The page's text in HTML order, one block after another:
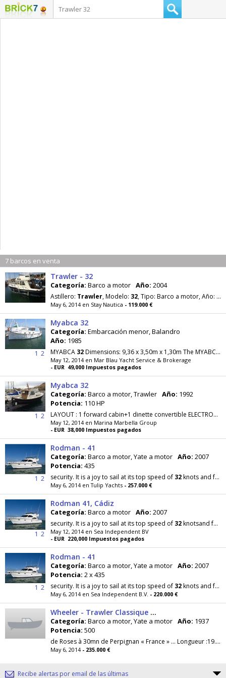
7 barcos en venta
Trawler - 32
Categoría: Barco a motor Año: 2004
Astillero: Trawler, Modelo: 32, Tipo: Barco a motor, Año: 2004, Eslora: 10.00 m. Manga: 3.30 m
May 6, 2014 en Stay Nautica - 119.000 €
1 2
Myabca 32
Categoría: Embarcación menor, Balandro
Año: 1985
MYABCA 32Dimensions: 9,36 x 3,50m x 1,30m The MYABCA
May 12, 2014 en Mar Blau Yacht Service & Brokerage
- EUR 49,000 Impuestos pagados
1 2
Myabca 32
Categoría: Barco a motor, Trawler Año: 1992
Potencia: 110 HP
LAYOUT : 1 forward cabin+1 dinette convertible ELECTRONICS : GPS / Plotter, redar, VHF, automatic pilot, radio CD. EQUIPMENT : 12V fridge, 220V...
May 12, 2014 en Marina Marbella Group
- EUR 38,000 Impuestos pagados
1 2
Rodman - 41
Categoría: Barco a motor, Yate a motor Año: 2007
Potencia: 435
security. It is a joy to sail at its top speed of 32knots and famous for its direct and precise control
May 6, 2014 en Tulip Yachts - 257.000 €
1 2
Rodman 41, Cádiz
Categoría: Barco a motor Año: 2007
security. It is a joy to sail at its top speed of 32knotsand famous for its direct and precise control
May 12, 2014 en Sea Independent BV
- EUR 220,000 Impuestos pagados
1 2
Rodman - 41
Categoría: Barco a motor, Yate a motor Año: 2007
Potencia: 2 x 435
security. It is a joy to sail at its top speed of 32knots and famous for its direct and precise control
May 6, 2014 en Sea Independent B.V. - 220.000 €
Wheeler - Trawler Classique 65'
Categoría: Barco a motor, Yate a motor Año: 1937
Potencia: 500
de Roses à 30mn de Perpignan « France » … Longueur :19.80 m / 65 ft Largeur : … 4.25m Poids : …
May 6, 2014 - 235.000 €
Recibe alertas por email de las últimas